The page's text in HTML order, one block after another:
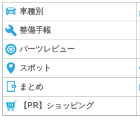
車種別
整備手帳
パーツレビュー
スポット
まとめ
【PR】ショッピング